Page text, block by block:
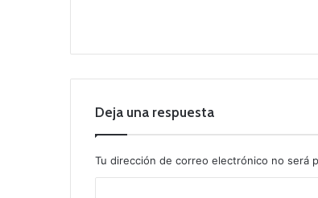
Deja una respuesta
Tu dirección de correo electrónico no será